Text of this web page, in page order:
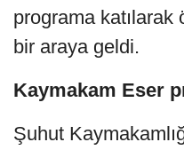
programa
bir araya geldi.
Kaymakam Eser
Şuhut